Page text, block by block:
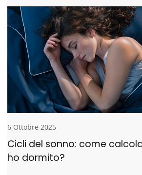
6 Ottobre 2025
Cicli del sonno: come
ho dormito?